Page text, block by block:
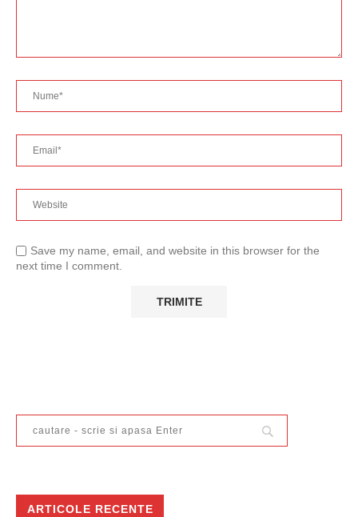
Save my name, email, and website in this browser for the
next time I comment.
ARTICOLE RECENTE